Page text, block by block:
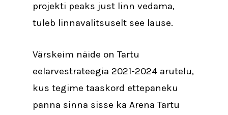
projekti peaks just linn vedama,
tuleb linnavalitsuselt see lause.
Värskeim näide on Tartu
eelarvestrateegia 2021-2024 arutelu,
kus tegime taaskord ettepaneku
panna sinna sisse ka Arena Tartu